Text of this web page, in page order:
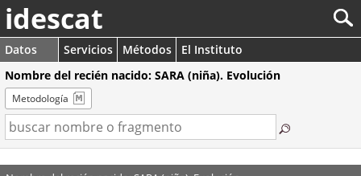
idescat
Datos Servicios Métodos
El Instituto
Nombre del recién nacido: SARA (niña). Evolución
Metodología